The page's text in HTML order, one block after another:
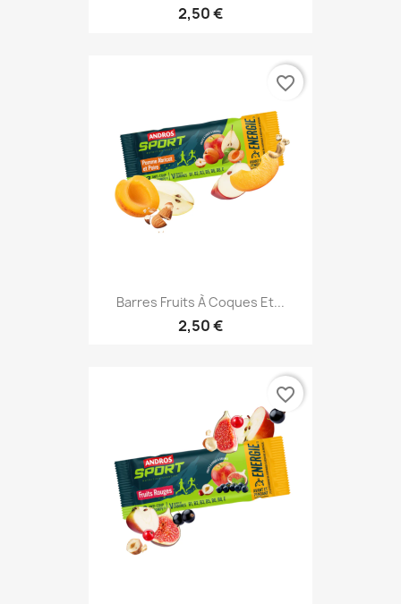
2,50 €
Barres Fruits À Coques Et...
2,50 €
favorite_border
favorite_border